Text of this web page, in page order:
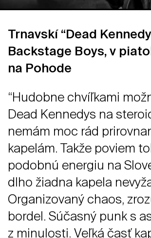
Trnavskí “Dead
Backstage Boys, v
na Pohode
“Hudobne chvíľkami
Dead Kennedys na
nemám moc rád
kapelám. Takže poviem
podobnú energiu na
dlho žiadna kapela
Organizovaný chaos,
bordel. Súčasný punk s
z minulosti. Veľká časť